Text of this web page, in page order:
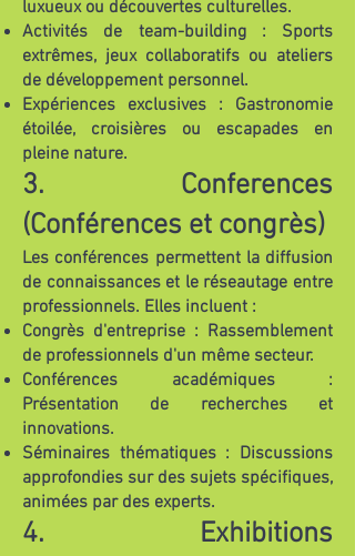
luxueux ou découvertes culturelles.
Activités de team-building : Sports
extrêmes, jeux collaboratifs ou ateliers
de développement personnel.
Expériences exclusives : Gastronomie
étoilée, croisières ou escapades en
pleine nature.
3. Conferences
(Conférences et congrès)
Les conférences permettent la diffusion
de connaissances et le réseautage entre
professionnels. Elles incluent :
Congrès d'entreprise : Rassemblement
de professionnels d'un même secteur.
Conférences académiques :
Présentation de recherches et
innovations.
Séminaires thématiques : Discussions
approfondies sur des sujets spécifiques,
animées par des experts.
4. Exhibitions